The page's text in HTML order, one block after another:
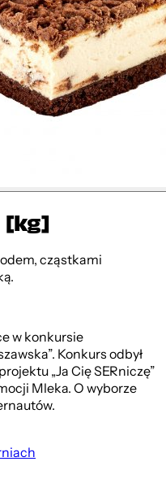
[kg]
cząstkami
w konkursie
Konkurs odbył
„Ja Cię SERniczę”
Mleka. O wyborze